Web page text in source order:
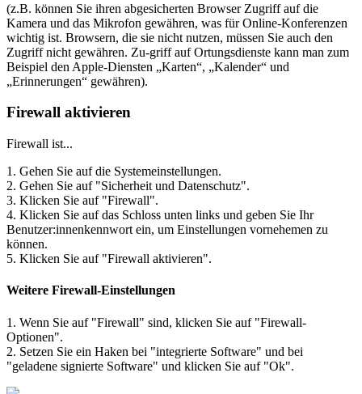
(z.B. können Sie ihren abgesicherten Browser Zugriff auf die
Kamera und das Mikrofon gewähren, was für Online-Konferenzen
wichtig ist. Browsern, die sie nicht nutzen, müssen Sie auch den
Zugriff nicht gewähren. Zu-griff auf Ortungsdienste kann man zum
Beispiel den Apple-Diensten „Karten“, „Kalender“ und
„Erinnerungen“ gewähren).
Firewall aktivieren
Firewall ist...
1. Gehen Sie auf die Systemeinstellungen.
2. Gehen Sie auf "Sicherheit und Datenschutz".
3. Klicken Sie auf "Firewall".
4. Klicken Sie auf das Schloss unten links und geben Sie Ihr
Benutzer:innenkennwort ein, um Einstellungen vornehemen zu
können.
5. Klicken Sie auf "Firewall aktivieren".
Weitere Firewall-Einstellungen
1. Wenn Sie auf "Firewall" sind, klicken Sie auf "Firewall-
Optionen".
2. Setzen Sie ein Haken bei "integrierte Software" und bei
"geladene signierte Software" und klicken Sie auf "Ok".